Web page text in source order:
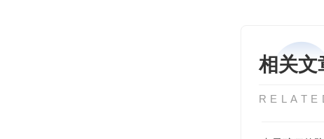
相关文